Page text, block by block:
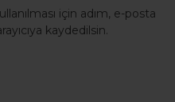
için adım, e-posta
kaydedilsin.